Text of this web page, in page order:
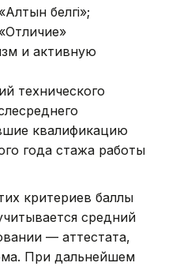
белгі»;
и активную
технического
квалификацию
года стажа работы
критериев баллы
средний
— аттестата,
При дальнейшем